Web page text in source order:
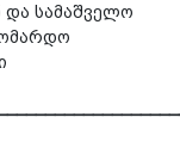
სამაშველო